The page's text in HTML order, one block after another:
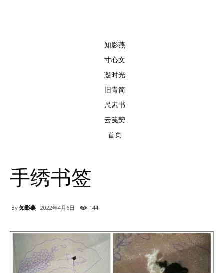
知影燕
寸心文
凝时光
旧青简
尺素书
云笺契
首页
手绣书签
By 知影燕 2022年4月6日 144